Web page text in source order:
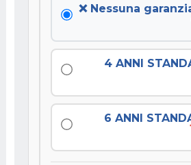
❌ Nessuna
4 ANNI
6 ANNI